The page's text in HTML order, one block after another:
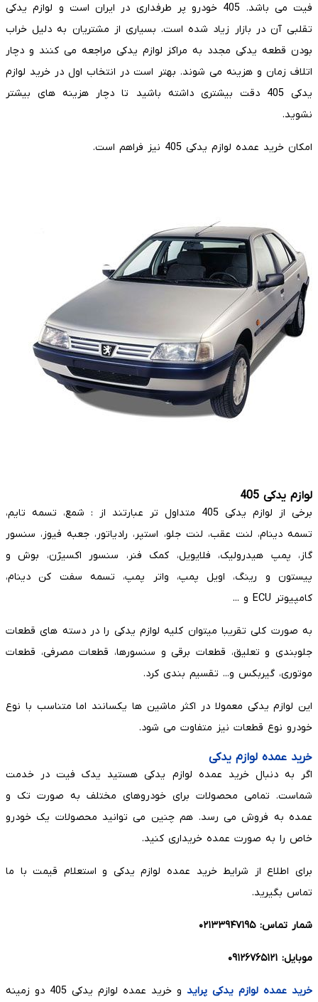
فیت می باشد. 405 خودرو پر طرفداری در ایران است و لوازم یدکی
تقلبی آن در بازار زیاد شده است. بسیاری از مشتریان به دلیل خراب
بودن قطعه یدکی مجدد به مراکز لوازم یدکی مراجعه می کنند و دچار
اتلاف زمان و هزینه می شوند. بهتر است در انتخاب اول در خرید لوازم
یدکی 405 دقت بیشتری داشته باشید تا دچار هزینه های بیشتر
نشوید.
امکان خرید عمده لوازم یدکی 405 نیز فراهم است.
لوازم یدکی 405
برخی از لوازم یدکی 405 متداول تر عبارتند از : شمع، تسمه تایم،
تسمه دینام، لنت عقب، لنت جلو، استپر، رادیاتور، جعبه فیوز، سنسور
گاز، پمپ هیدرولیک، فلایویل، کمک فنر، سنسور اکسیژن، بوش و
پیستون و رینگ، اویل پمپ، واتر پمپ، تسمه سفت کن دینام،
کامپیوتر ECU و ...
به صورت کلی تقریبا میتوان کلیه لوازم یدکی را در دسته های قطعات
جلوبندی و تعلیق، قطعات برقی و سنسورها، قطعات مصرفی، قطعات
موتوری، گیربکس و... تقسیم بندی کرد.
این لوازم یدکی معمولا در اکثر ماشین ها یکسانند اما متناسب با نوع
خودرو نوع قطعات نیز متفاوت می شود.
خرید عمده لوازم یدکی
اگر به دنبال خرید عمده لوازم یدکی هستید یدک فیت در خدمت
شماست. تمامی محصولات برای خودروهای مختلف به صورت تک و
عمده به فروش می رسد. هم چنین می توانید محصولات یک خودرو
خاص را به صورت عمده خریداری کنید.
برای اطلاع از شرایط خرید عمده لوازم یدکی و استعلام قیمت با ما
تماس بگیرید.
شمار تماس: ۰۲۱۳۳۹۴۷۱۹۵
موبایل: ۰۹۱۲۶۷۶۵۱۲۱
خرید عمده لوازم یدکی پراید و خرید عمده لوازم یدکی 405 دو زمینه